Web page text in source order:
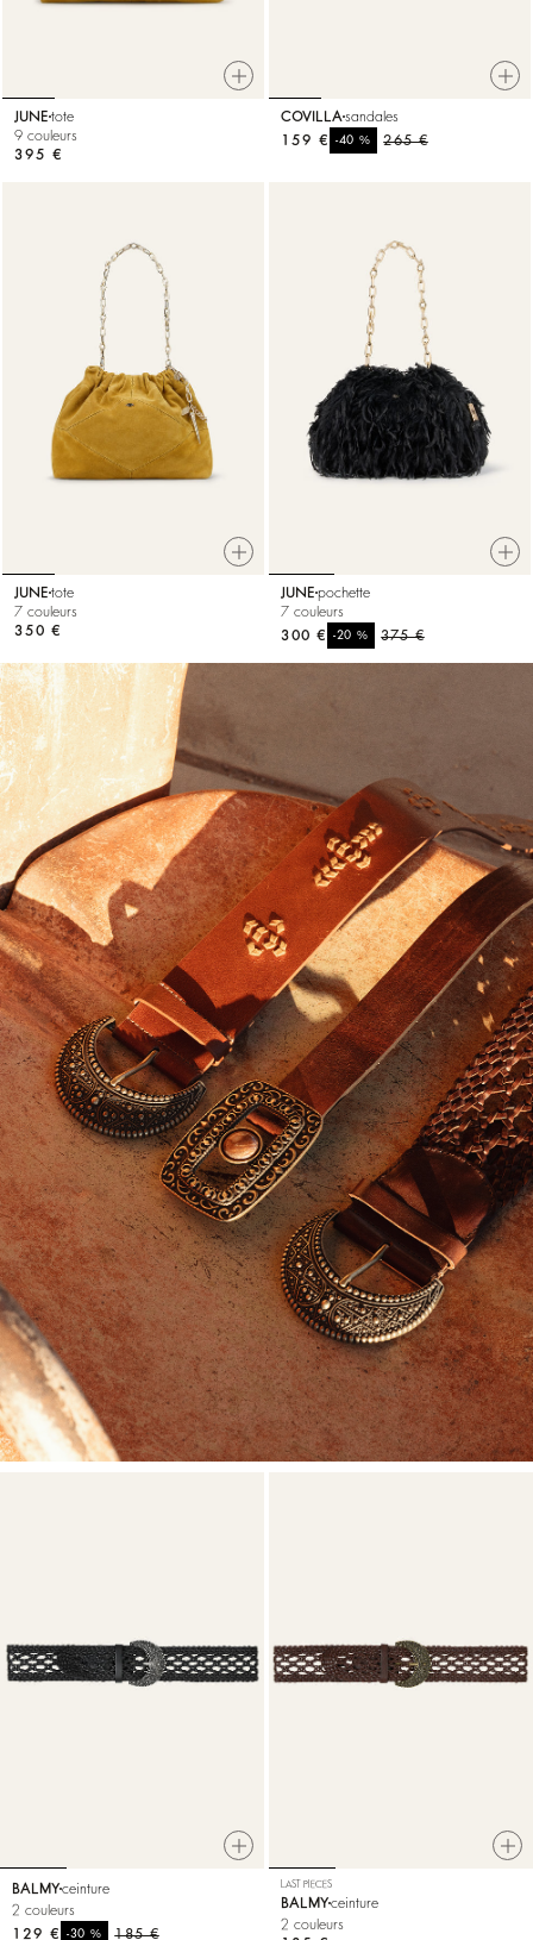
JUNE tote
9 couleurs
395 €
COVILLA sandales
265 €
-40%
159 €
JUNE tote
7 couleurs
350 €
JUNE pochette
7 couleurs
375 €
-20%
300 €
BALMYceinture
2 couleurs
185 €
-30%
129 €
LAST PIECES
BALMYceinture
2 couleurs